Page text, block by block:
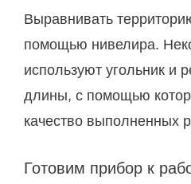
Выравнивать
помощью нивелира.
используют угольник и
длины, с помощью
качество выполненных
Готовим прибор к